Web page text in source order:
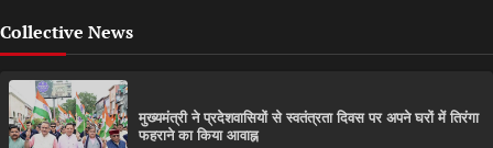
Collective News
मुख्यमंत्री ने प्रदेशवासियों से स्वतंत्रता दिवस पर अपने घरों में तिरंगा
फहराने का किया आवाह्न